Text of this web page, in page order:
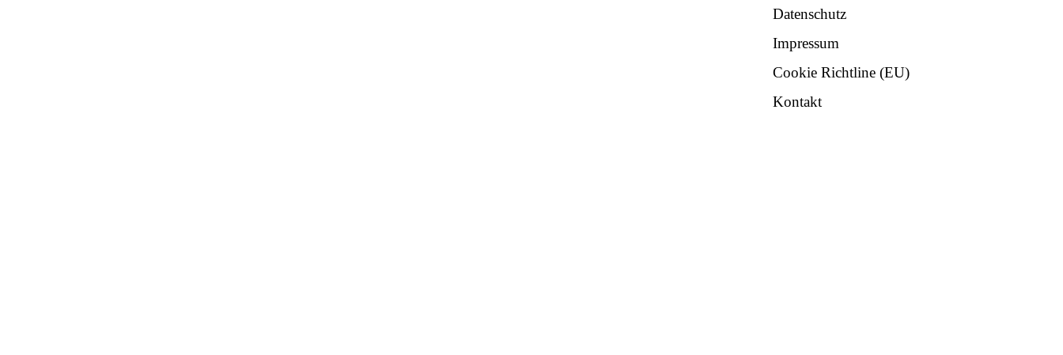
Datenschutz
Impressum
Cookie Richtline (EU)
Kontakt